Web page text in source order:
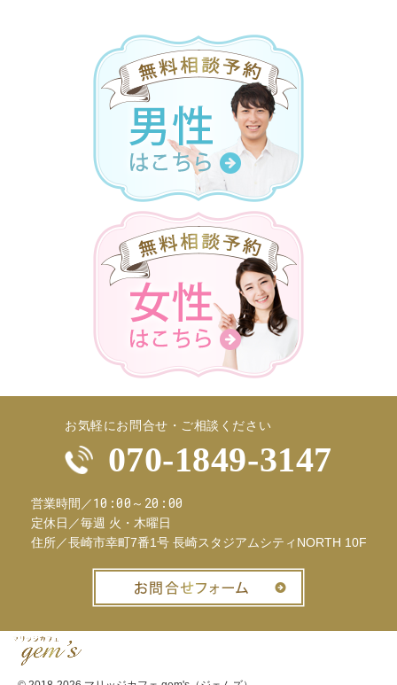
お気軽にお問合せ・ご相談ください
070-1849-3147
営業時間／10:00～20:00
定休日／毎週 火・木曜日
住所／長崎市幸町7番1号 長崎スタジアムシティNORTH 10F